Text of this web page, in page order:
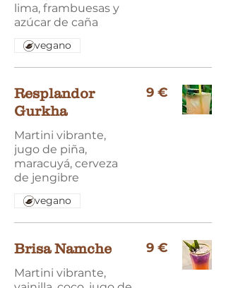
lima, frambuesas y
azúcar de caña
vegano
Resplandor
Gurkha
Martini vibrante,
jugo de piña,
maracuyá, cerveza
de jengibre
9 €
vegano
Brisa Namche
Martini vibrante,
9 €